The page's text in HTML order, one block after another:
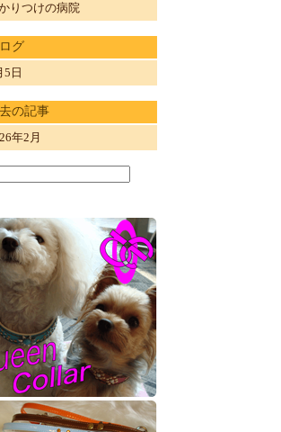
りつけの病院
グ
5日
の記事
年2月